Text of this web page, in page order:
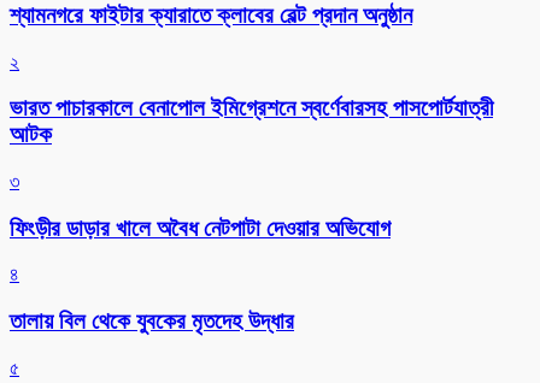
শ্যামনগরে ফাইটার ক্যারাতে ক্লাবের বেল্ট প্রদান অনুষ্ঠান
২
ভারত পাচারকালে বেনাপোল ইমিগ্রেশনে স্বর্ণেবারসহ পাসপোর্টযাত্রী
আটক
৩
ফিংড়ীর ডাড়ার খালে অবৈধ নেটপাটা দেওয়ার অভিযোগ
৪
তালায় বিল থেকে যুবকের মৃতদেহ উদ্ধার
৫